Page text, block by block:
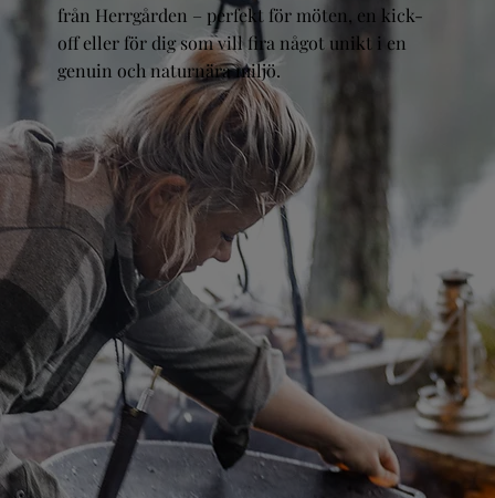
från Herrgården – perfekt för möten, en kick-
off eller för dig som vill fira något unikt i en
genuin och naturnära miljö.